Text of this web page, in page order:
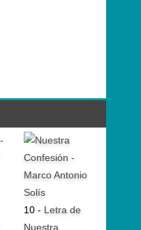
10 - Letra de
Nuestra